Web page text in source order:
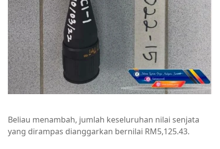
Beliau menambah, jumlah keseluruhan nilai senjata
yang dirampas dianggarkan bernilai RM5,125.43.